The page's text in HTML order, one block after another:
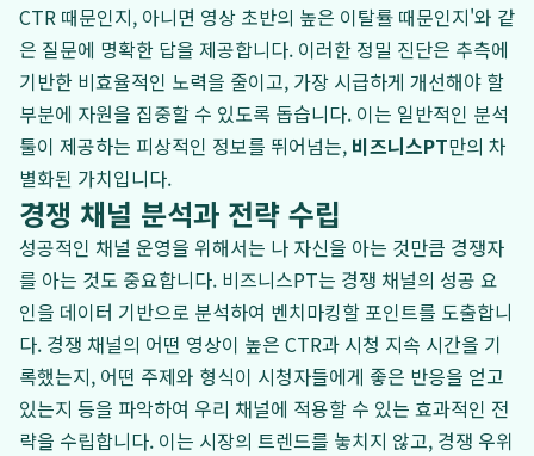
CTR 때문인지, 아니면 영상 초반의 높은 이탈률 때문인지'와 같
은 질문에 명확한 답을 제공합니다. 이러한 정밀 진단은 추측에
기반한 비효율적인 노력을 줄이고, 가장 시급하게 개선해야 할
부분에 자원을 집중할 수 있도록 돕습니다. 이는 일반적인 분석
툴이 제공하는 피상적인 정보를 뛰어넘는, 비즈니스PT만의 차
별화된 가치입니다.
경쟁 채널 분석과 전략 수립
성공적인 채널 운영을 위해서는 나 자신을 아는 것만큼 경쟁자
를 아는 것도 중요합니다. 비즈니스PT는 경쟁 채널의 성공 요
인을 데이터 기반으로 분석하여 벤치마킹할 포인트를 도출합니
다. 경쟁 채널의 어떤 영상이 높은 CTR과 시청 지속 시간을 기
록했는지, 어떤 주제와 형식이 시청자들에게 좋은 반응을 얻고
있는지 등을 파악하여 우리 채널에 적용할 수 있는 효과적인 전
략을 수립합니다. 이는 시장의 트렌드를 놓치지 않고, 경쟁 우위